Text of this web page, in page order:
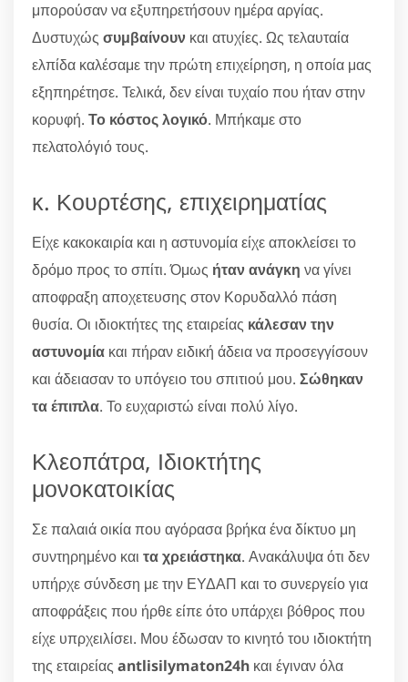
μπορούσαν να εξυπηρετήσουν ημέρα αργίας.
Δυστυχώς συμβαίνουν και ατυχίες. Ως τελαυταία
ελπίδα καλέσαμε την πρώτη επιχείρηση, η οποία μας
εξηπηρέτησε. Τελικά, δεν είναι τυχαίο που ήταν στην
κορυφή. Το κόστος λογικό. Μπήκαμε στο
πελατολόγιό τους.
κ. Κουρτέσης, επιχειρηματίας
Είχε κακοκαιρία και η αστυνομία είχε αποκλείσει το
δρόμο προς το σπίτι. Όμως ήταν ανάγκη να γίνει
αποφραξη αποχετευσης στον Κορυδαλλό πάση
θυσία. Οι ιδιοκτήτες της εταιρείας κάλεσαν την
αστυνομία και πήραν ειδική άδεια να προσεγγίσουν
και άδειασαν το υπόγειο του σπιτιού μου. Σώθηκαν
τα έπιπλα. Το ευχαριστώ είναι πολύ λίγο.
Κλεοπάτρα, Ιδιοκτήτης
μονοκατοικίας
Σε παλαιά οικία που αγόρασα βρήκα ένα δίκτυο μη
συντηρημένο και τα χρειάστηκα. Ανακάλυψα ότι δεν
υπήρχε σύνδεση με την ΕΥΔΑΠ και το συνεργείο για
αποφράξεις που ήρθε είπε ότο υπάρχει βόθρος που
είχε υπρχειλίσει. Μου έδωσαν το κινητό του ιδιοκτήτη
της εταιρείας antlisilymaton24h και έγιναν όλα